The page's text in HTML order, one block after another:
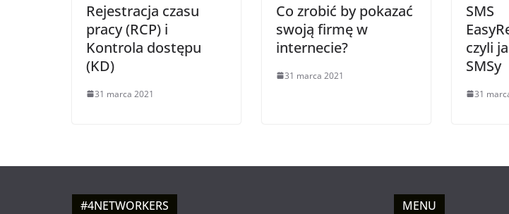
Rejestracja czasu
pracy (RCP) i
Kontrola dostępu
(KD)
31 marca 2021
Co zrobić by pokazać
swoją firmę w
internecie?
31 marca 2021
SMS
czyli
SMSy
31
#4NETWORKERS MENU